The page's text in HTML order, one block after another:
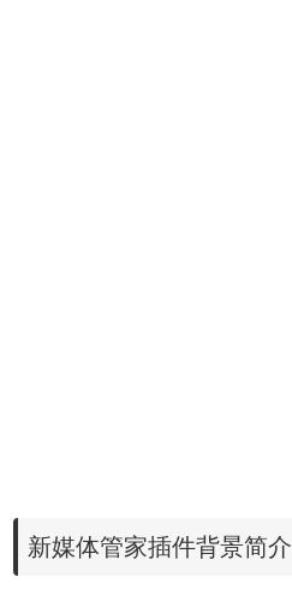
新媒体管家插件背景简介